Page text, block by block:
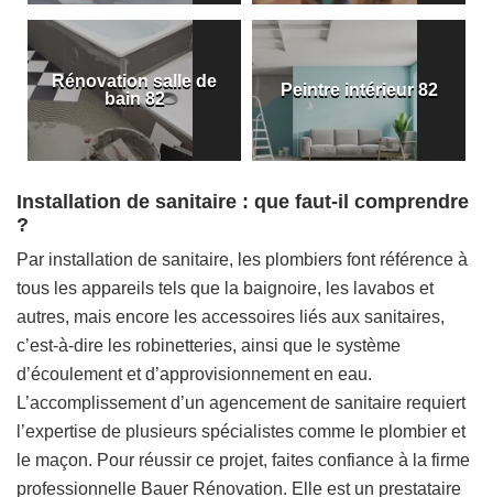
Rénovation salle de
bain 82
Peintre intérieur 82
Installation de sanitaire : que faut-il comprendre
?
Par installation de sanitaire, les plombiers font référence à
tous les appareils tels que la baignoire, les lavabos et
autres, mais encore les accessoires liés aux sanitaires,
c’est-à-dire les robinetteries, ainsi que le système
d’écoulement et d’approvisionnement en eau.
L’accomplissement d’un agencement de sanitaire requiert
l’expertise de plusieurs spécialistes comme le plombier et
le maçon. Pour réussir ce projet, faites confiance à la firme
professionnelle Bauer Rénovation. Elle est un prestataire